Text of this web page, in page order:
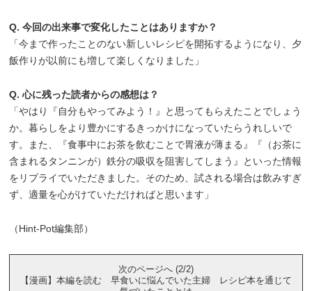
Q. 今回の出来事で変化したことはありますか？
「今まで作ったことのない新しいレシピを開拓するようになり、夕
飯作りが以前にも増して楽しくなりました」
Q. 心に残った読者からの感想は？
「やはり『自分もやってみよう！』と思ってもらえたことでしょう
か。暮らしをより豊かにするきっかけになっていたらうれしいで
す。また、『食事中にお茶を飲むことで胃液が薄まる』『（お茶に
含まれるタンニンが）鉄分の吸収を阻害してしまう』といった情報
をリプライでいただきました。そのため、試される場合は飲みすぎ
ず、適量を心がけていただければと思います」
（Hint-Pot編集部）
次のページへ (2/2)
【漫画】本編を読む 早食いに悩んでいた主婦 レシピ本を通じて